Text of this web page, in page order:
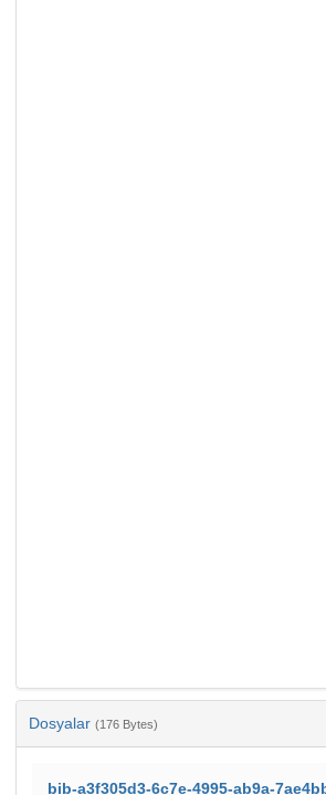
Dosyalar (176 Bytes)
bib-a3f305d3-6c7e-4995-ab9a-